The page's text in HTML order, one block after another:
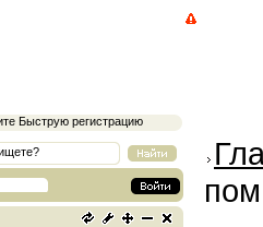
Быструю регистрацию